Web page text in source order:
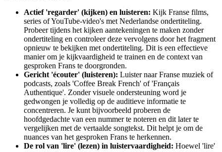
Actief 'regarder' (kijken) en luisteren: Kijk Franse films,
series of YouTube-video's met Nederlandse ondertiteling.
Probeer tijdens het kijken aantekeningen te maken zonder
ondertiteling en controleer deze vervolgens door het fragment
opnieuw te bekijken met ondertiteling. Dit is een effectieve
manier om je kijkvaardigheid te trainen en de context van
gesproken Frans te doorgronden.
Gericht 'écouter' (luisteren): Luister naar Franse muziek of
podcasts, zoals 'Coffee Break French' of 'Français
Authentique'. Zonder visuele ondersteuning word je
gedwongen je volledig op de auditieve informatie te
concentreren. Je kunt bijvoorbeeld proberen de
hoofdgedachte van een nummer te noteren en dit later te
vergelijken met de vertaalde songtekst. Dit helpt je om de
nuances van het gesproken Frans te herkennen.
De rol van 'lire' (lezen) in luistervaardigheid: Hoewel 'lire'